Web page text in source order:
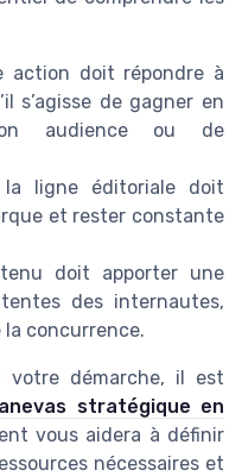
action doit répondre à
s’agisse de gagner en
audience ou de
ligne éditoriale doit
et rester constante
doit apporter une
des internautes,
concurrence.
votre démarche, il est
stratégique en
vous aidera à définir
nécessaires et